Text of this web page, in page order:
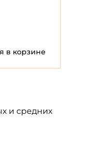
в корзине
и средних